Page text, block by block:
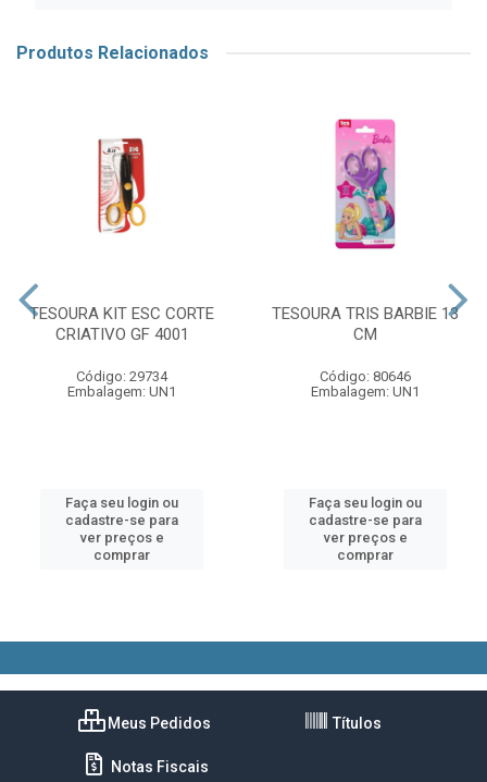
Produtos Relacionados
TESOURA KIT ESC CORTE
CRIATIVO GF 4001
Código: 29734
Embalagem: UN1
Faça seu login ou
cadastre-se para
ver preços e
comprar
TESOURA TRIS BARBIE 13
CM
Código: 80646
Embalagem: UN1
Faça seu login ou
cadastre-se para
ver preços e
comprar
Meus Pedidos Títulos
Notas Fiscais